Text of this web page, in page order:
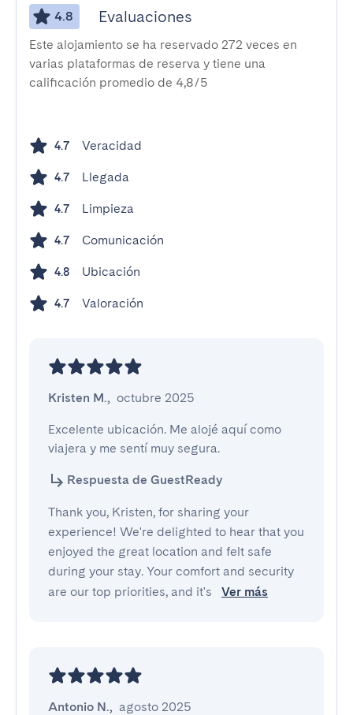
4.8 Evaluaciones
Este alojamiento se ha reservado 272 veces en
varias plataformas de reserva y tiene una
calificación promedio de 4,8/5
4.7 Veracidad
4.7 Llegada
4.7 Limpieza
4.7 Comunicación
4.8 Ubicación
4.7 Valoración
Kristen M., octubre 2025
Excelente ubicación. Me alojé aquí como
viajera y me sentí muy segura.
Respuesta de GuestReady
Thank you, Kristen, for sharing your
experience! We're delighted to hear that you
enjoyed the great location and felt safe
during your stay. Your comfort and security
are our top priorities, and it's
Ver más
Antonio N., agosto 2025